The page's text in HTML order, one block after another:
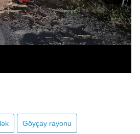
Göyçay rayonu